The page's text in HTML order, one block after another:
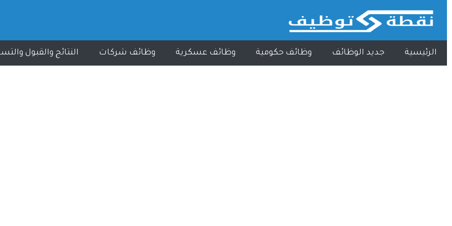
الرئيسية جديد الوظائف وظائف حكومية وظائف عسكرية وظائف شركات النتائج والقبول